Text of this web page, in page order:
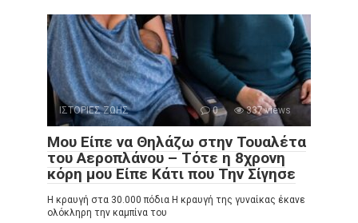
ΙΣΤΟΡΙΕΣ ΖΩΗΣ 0 337 views
Μου Είπε να Θηλάζω στην Τουαλέτα
του Αεροπλάνου – Τότε η 8χρονη
κόρη μου Είπε Κάτι που Την Σίγησε
Η κραυγή στα 30.000 πόδια Η κραυγή της γυναίκας έκανε
ολόκληρη την καμπίνα του